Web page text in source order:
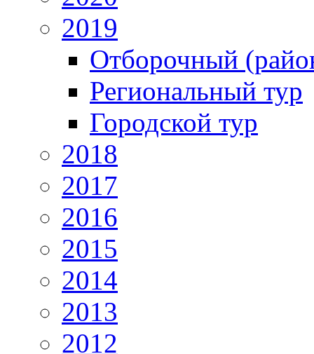
2019
Отборочный
Региональный тур
Городской тур
2018
2017
2016
2015
2014
2013
2012